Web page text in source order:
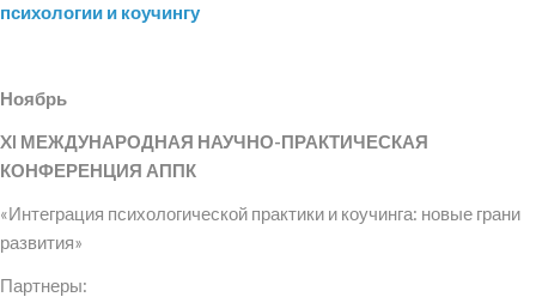
психологии и коучингу
Ноябрь
XI МЕЖДУНАРОДНАЯ НАУЧНО-ПРАКТИЧЕСКАЯ
КОНФЕРЕНЦИЯ АППК
«Интеграция психологической практики и коучинга: новые грани
развития»
Партнеры: